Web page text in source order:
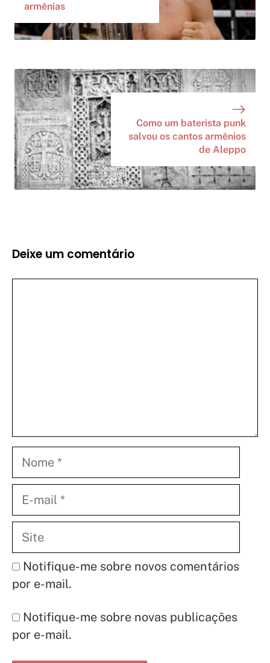
armênias
Como um baterista punk
salvou os cantos armênios
de Aleppo
Deixe um comentário
mail
Notifique-me sobre novos comentários
por e-mail.
Notifique-me sobre novas publicações
por e-mail.